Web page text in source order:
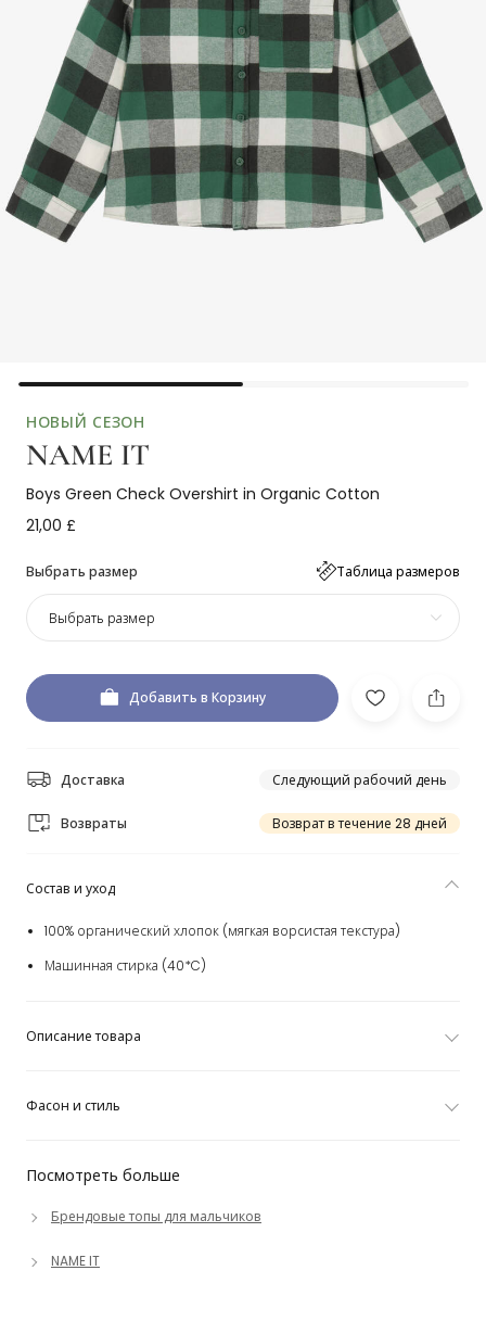
НОВЫЙ СЕЗОН
NAME IT
Boys Green Check Overshirt in Organic Cotton
21,00 £
Выбрать размер Таблица размеров
Выбрать размер
Добавить в Корзину
Доставка Следующий рабочий день
Возвраты Возврат в течение 28 дней
Посмотреть больше
Брендовые топы для мальчиков
NAME IT
Состав и уход
100% органический хлопок (мягкая ворсистая текстура)
Машинная стирка (40*C)
Описание товара
Фасон и стиль